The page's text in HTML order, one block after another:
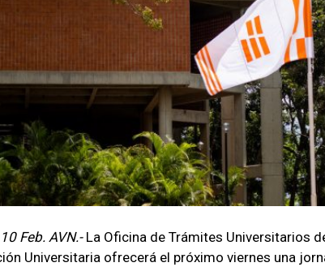
Feb. AVN.- La Oficina de Trámites Universitarios
Universitaria ofrecerá el próximo viernes una